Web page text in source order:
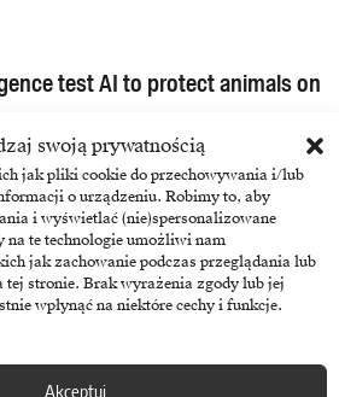
swoją prywatnością
jak pliki cookie do przechowywania i/lub
o urządzeniu. Robimy to, aby
i wyświetlać (nie)spersonalizowane
na te technologie umożliwi nam
jak zachowanie podczas przeglądania lub
stronie. Brak wyrażenia zgody lub jej
wpłynąć na niektóre cechy i funkcje.
Akceptuj
test AI to protect animals on